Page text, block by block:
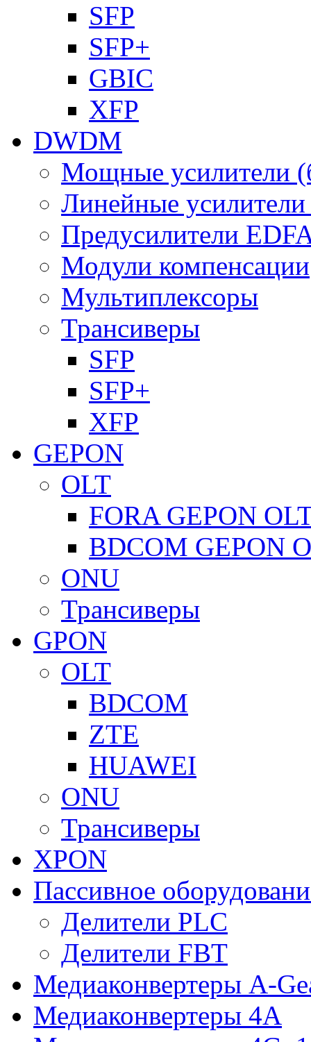
SFP
SFP+
GBIC
XFP
DWDM
Мощные усилители
Линейные
Предусилители
Модули компенсации
Мультиплексоры
Трансиверы
SFP
SFP+
XFP
GEPON
OLT
FORA GEPON
BDCOM GEPON
ONU
Трансиверы
GPON
OLT
BDCOM
ZTE
HUAWEI
ONU
Трансиверы
XPON
Пассивное
Делители PLC
Делители FBT
Медиаконвертеры A-
Медиаконвертеры 4A